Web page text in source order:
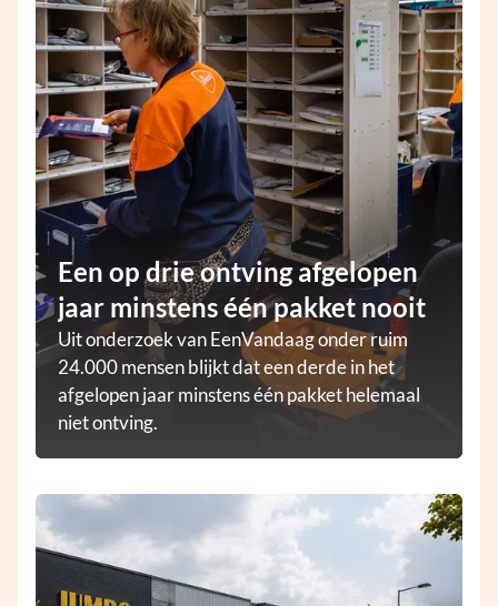
Een op drie ontving afgelopen
jaar minstens één pakket nooit
Uit onderzoek van EenVandaag onder ruim
24.000 mensen blijkt dat een derde in het
afgelopen jaar minstens één pakket helemaal
niet ontving.